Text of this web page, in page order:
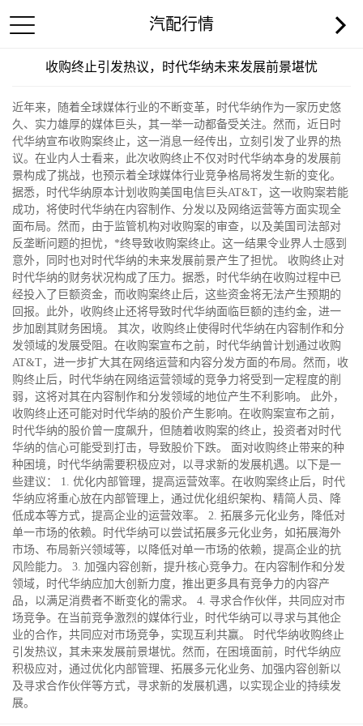
汽配行情
收购终止引发热议，时代华纳未来发展前景堪忧
近年来，随着全球媒体行业的不断变革，时代华纳作为一家历史悠
久、实力雄厚的媒体巨头，其一举一动都备受关注。然而，近日时
代华纳宣布收购案终止，这一消息一经传出，立刻引发了业界的热
议。在业内人士看来，此次收购终止不仅对时代华纳本身的发展前
景构成了挑战，也预示着全球媒体行业竞争格局将发生新的变化。
据悉，时代华纳原本计划收购美国电信巨头AT&T，这一收购案若能
成功，将使时代华纳在内容制作、分发以及网络运营等方面实现全
面布局。然而，由于监管机构对收购案的审查，以及美国司法部对
反垄断问题的担忧，*终导致收购案终止。这一结果令业界人士感到
意外，同时也对时代华纳的未来发展前景产生了担忧。 收购终止对
时代华纳的财务状况构成了压力。据悉，时代华纳在收购过程中已
经投入了巨额资金，而收购案终止后，这些资金将无法产生预期的
回报。此外，收购终止还将导致时代华纳面临巨额的违约金，进一
步加剧其财务困境。 其次，收购终止使得时代华纳在内容制作和分
发领域的发展受阻。在收购案宣布之前，时代华纳曾计划通过收购
AT&T，进一步扩大其在网络运营和内容分发方面的布局。然而，收
购终止后，时代华纳在网络运营领域的竞争力将受到一定程度的削
弱，这将对其在内容制作和分发领域的地位产生不利影响。 此外，
收购终止还可能对时代华纳的股价产生影响。在收购案宣布之前，
时代华纳的股价曾一度飙升，但随着收购案的终止，投资者对时代
华纳的信心可能受到打击，导致股价下跌。 面对收购终止带来的种
种困境，时代华纳需要积极应对，以寻求新的发展机遇。以下是一
些建议： 1. 优化内部管理，提高运营效率。在收购案终止后，时代
华纳应将重心放在内部管理上，通过优化组织架构、精简人员、降
低成本等方式，提高企业的运营效率。 2. 拓展多元化业务，降低对
单一市场的依赖。时代华纳可以尝试拓展多元化业务，如拓展海外
市场、布局新兴领域等，以降低对单一市场的依赖，提高企业的抗
风险能力。 3. 加强内容创新，提升核心竞争力。在内容制作和分发
领域，时代华纳应加大创新力度，推出更多具有竞争力的内容产
品，以满足消费者不断变化的需求。 4. 寻求合作伙伴，共同应对市
场竞争。在当前竞争激烈的媒体行业，时代华纳可以寻求与其他企
业的合作，共同应对市场竞争，实现互利共赢。 时代华纳收购终止
引发热议，其未来发展前景堪忧。然而，在困境面前，时代华纳应
积极应对，通过优化内部管理、拓展多元化业务、加强内容创新以
及寻求合作伙伴等方式，寻求新的发展机遇，以实现企业的持续发
展。